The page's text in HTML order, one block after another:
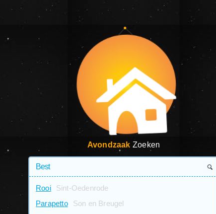
Avondzaak Zoeken
Rooi
Sint-Oedenrode
Parapetto
Son en Breugel